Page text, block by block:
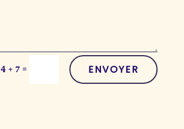
4 + 7 = ENVOYER